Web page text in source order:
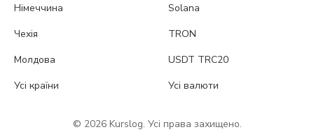
Німеччина
Чехія
Молдова
Усі країни
Solana
TRON
USDT TRC20
Усі валюти
© 2026 Kurslog. Усі права захищено.